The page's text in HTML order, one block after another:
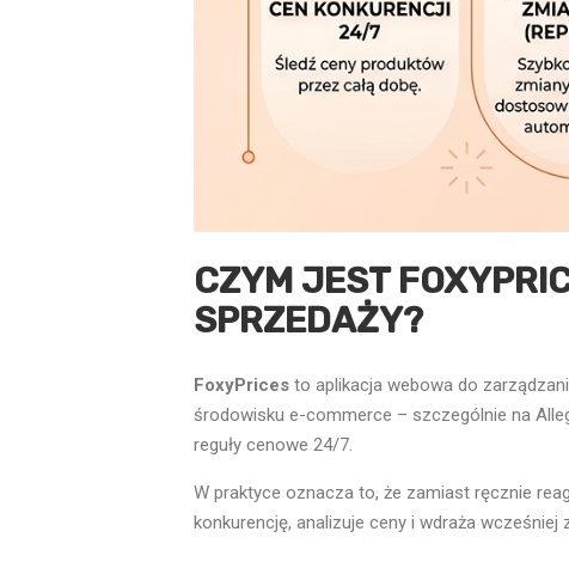
CZYM JEST
SPRZEDAŻY?
FoxyPrices to aplikacja webowa do
środowisku e-commerce – szczególnie na
reguły cenowe 24/7.
W praktyce oznacza to, że zamiast ręcznie
konkurencję, analizuje ceny i wdraża wcześniej